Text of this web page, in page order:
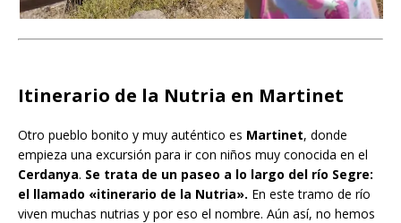
Itinerario de la Nutria en Martinet
Otro pueblo bonito y muy auténtico es Martinet, donde
empieza una excursión para ir con niños muy conocida en el
Cerdanya. Se trata de un paseo a lo largo del río Segre:
el llamado «itinerario de la Nutria». En este tramo de río
viven muchas nutrias y por eso el nombre. Aún así, no hemos